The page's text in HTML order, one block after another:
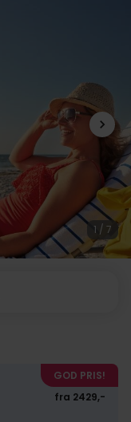
1 / 7
GOD PRIS!
fra 2429,-